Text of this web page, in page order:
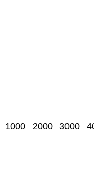
1000 2000 3000